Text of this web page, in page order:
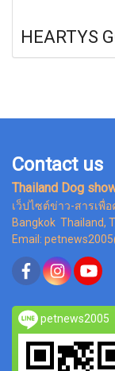
HEARTYS
Contact us
Thailand Dog
เว็ปไซต์ข่าว-สารเพื่
Bangkok Thailand,
Email:
petnews2005